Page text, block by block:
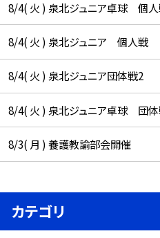
8/4( 火 ) 泉北ジュニア卓球 個
8/4( 火 ) 泉北ジュニア 個人戦
8/4( 火 ) 泉北ジュニア団体戦2
8/4( 火 ) 泉北ジュニア卓球 団
8/3( 月 ) 養護教諭部会開催
カテゴリ